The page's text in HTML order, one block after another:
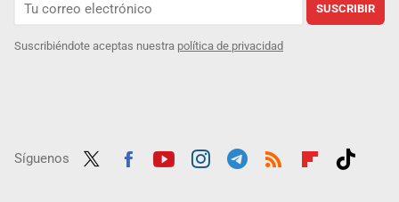
SUSCRIBIR
Suscribiéndote aceptas nuestra política de privacidad
Síguenos